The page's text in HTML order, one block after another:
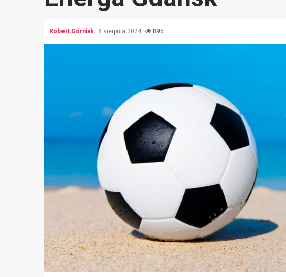
Robert Górniak 8 sierpnia 2024 895